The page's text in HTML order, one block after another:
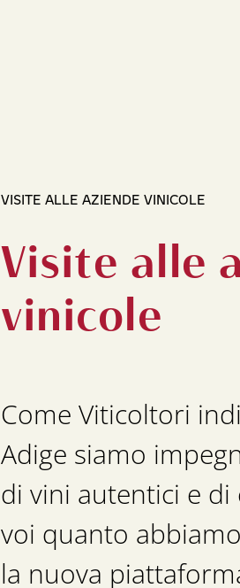
VISITE ALLE AZIENDE VINICOLE
Visite alle
vinicole
Come Viticoltori
Adige siamo
di vini autentici e
voi quanto
la nuova